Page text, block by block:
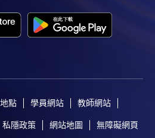
關課程負責人索取。填妥申請
費/學費以及所需證明文件親
方式遞交。
課程內其他單元
課程。
點 學員網站 教師網站
私隱政策 網站地圖 無障礙網頁